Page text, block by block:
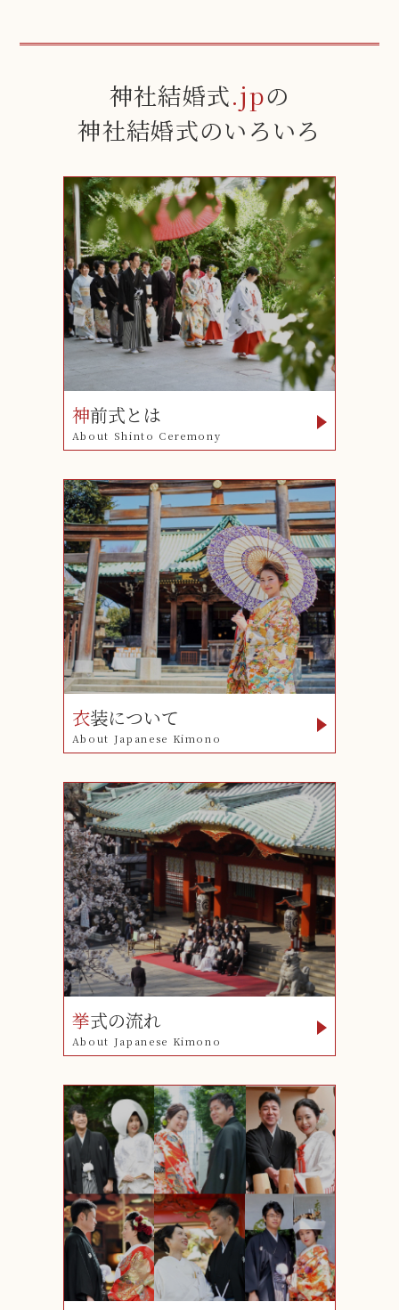
神社結婚式.jpの
神社結婚式のいろいろ
神前式とは
About Shinto Ceremony
衣装について
About Japanese Kimono
挙式の流れ
About Japanese Kimono